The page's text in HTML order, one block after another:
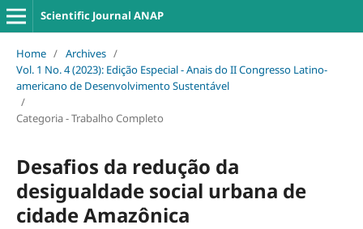
Scientific Journal ANAP
Home / Archives /
Vol. 1 No. 4 (2023): Edição Especial - Anais do II Congresso Latino-
americano de Desenvolvimento Sustentável
/
Categoria - Trabalho Completo
Desafios da redução da
desigualdade social urbana de
cidade Amazônica